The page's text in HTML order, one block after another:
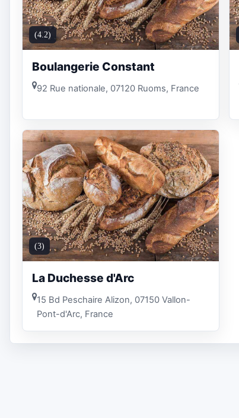
(4.2)
Boulangerie Constant
92 Rue nationale, 07120 Ruoms, France
(3)
La Duchesse d'Arc
15 Bd Peschaire Alizon, 07150 Vallon-
Pont-d'Arc, France